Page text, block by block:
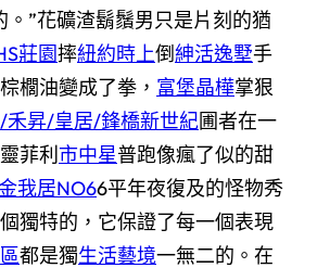
。”花礦渣鬍鬚男只是片刻的猶
莊園摔紐約時上倒紳活逸墅手
櫚油變成了拳， 富堡晶樺掌狠
禾昇/皇居/鋒橋新世紀圃者在一
菲利 市中星普跑像瘋了似的甜
我居NO66平年夜復及的怪物秀
獨特的，它保證了每一個表現
都是獨生活藝境一無二的。在